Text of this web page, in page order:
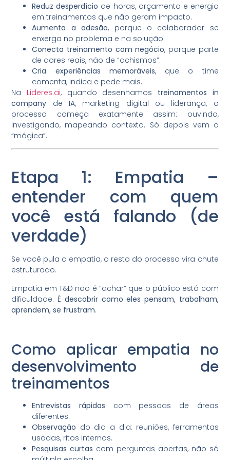
Reduz desperdício de horas, orçamento e energia
em treinamentos que não geram impacto.
Aumenta a adesão, porque o colaborador se
enxerga no problema e na solução.
Conecta treinamento com negócio, porque parte
de dores reais, não de “achismos”.
Cria experiências memoráveis, que o time
comenta, indica e pede mais.
Na Lideres.ai, quando desenhamos treinamentos in
company de IA, marketing digital ou liderança, o
processo começa exatamente assim: ouvindo,
investigando, mapeando contexto. Só depois vem a
“mágica”.
Etapa 1: Empatia –
entender com quem
você está falando (de
verdade)
Se você pula a empatia, o resto do processo vira chute
estruturado.
Empatia em T&D não é “achar” que o público está com
dificuldade. É descobrir como eles pensam, trabalham,
aprendem, se frustram.
Como aplicar empatia no
desenvolvimento de
treinamentos
Entrevistas rápidas com pessoas de áreas
diferentes.
Observação do dia a dia: reuniões, ferramentas
usadas, ritos internos.
Pesquisas curtas com perguntas abertas, não só